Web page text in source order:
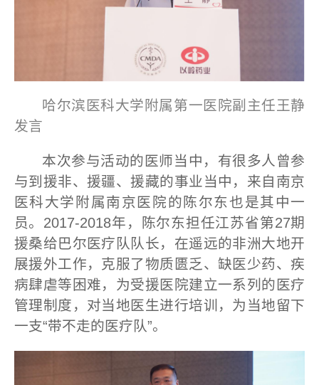
哈尔滨医科大学附属第一医院副主任王静
发言
本次参与活动的医师当中，有很多人曾参
与到援非、援疆、援藏的事业当中，来自南京
医科大学附属南京医院的陈尔东也是其中一
员。2017-2018年，陈尔东担任江苏省第27期
援桑给巴尔医疗队队长，在遥远的非洲大地开
展援外工作，克服了物质匮乏、缺医少药、疾
病肆虐等困难，为受援医院建立一系列的医疗
管理制度，对当地医生进行培训，为当地留下
一支“带不走的医疗队”。